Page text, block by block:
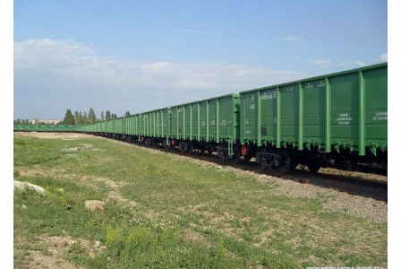
Курйози
Культура
Шоу-біз
#Війна